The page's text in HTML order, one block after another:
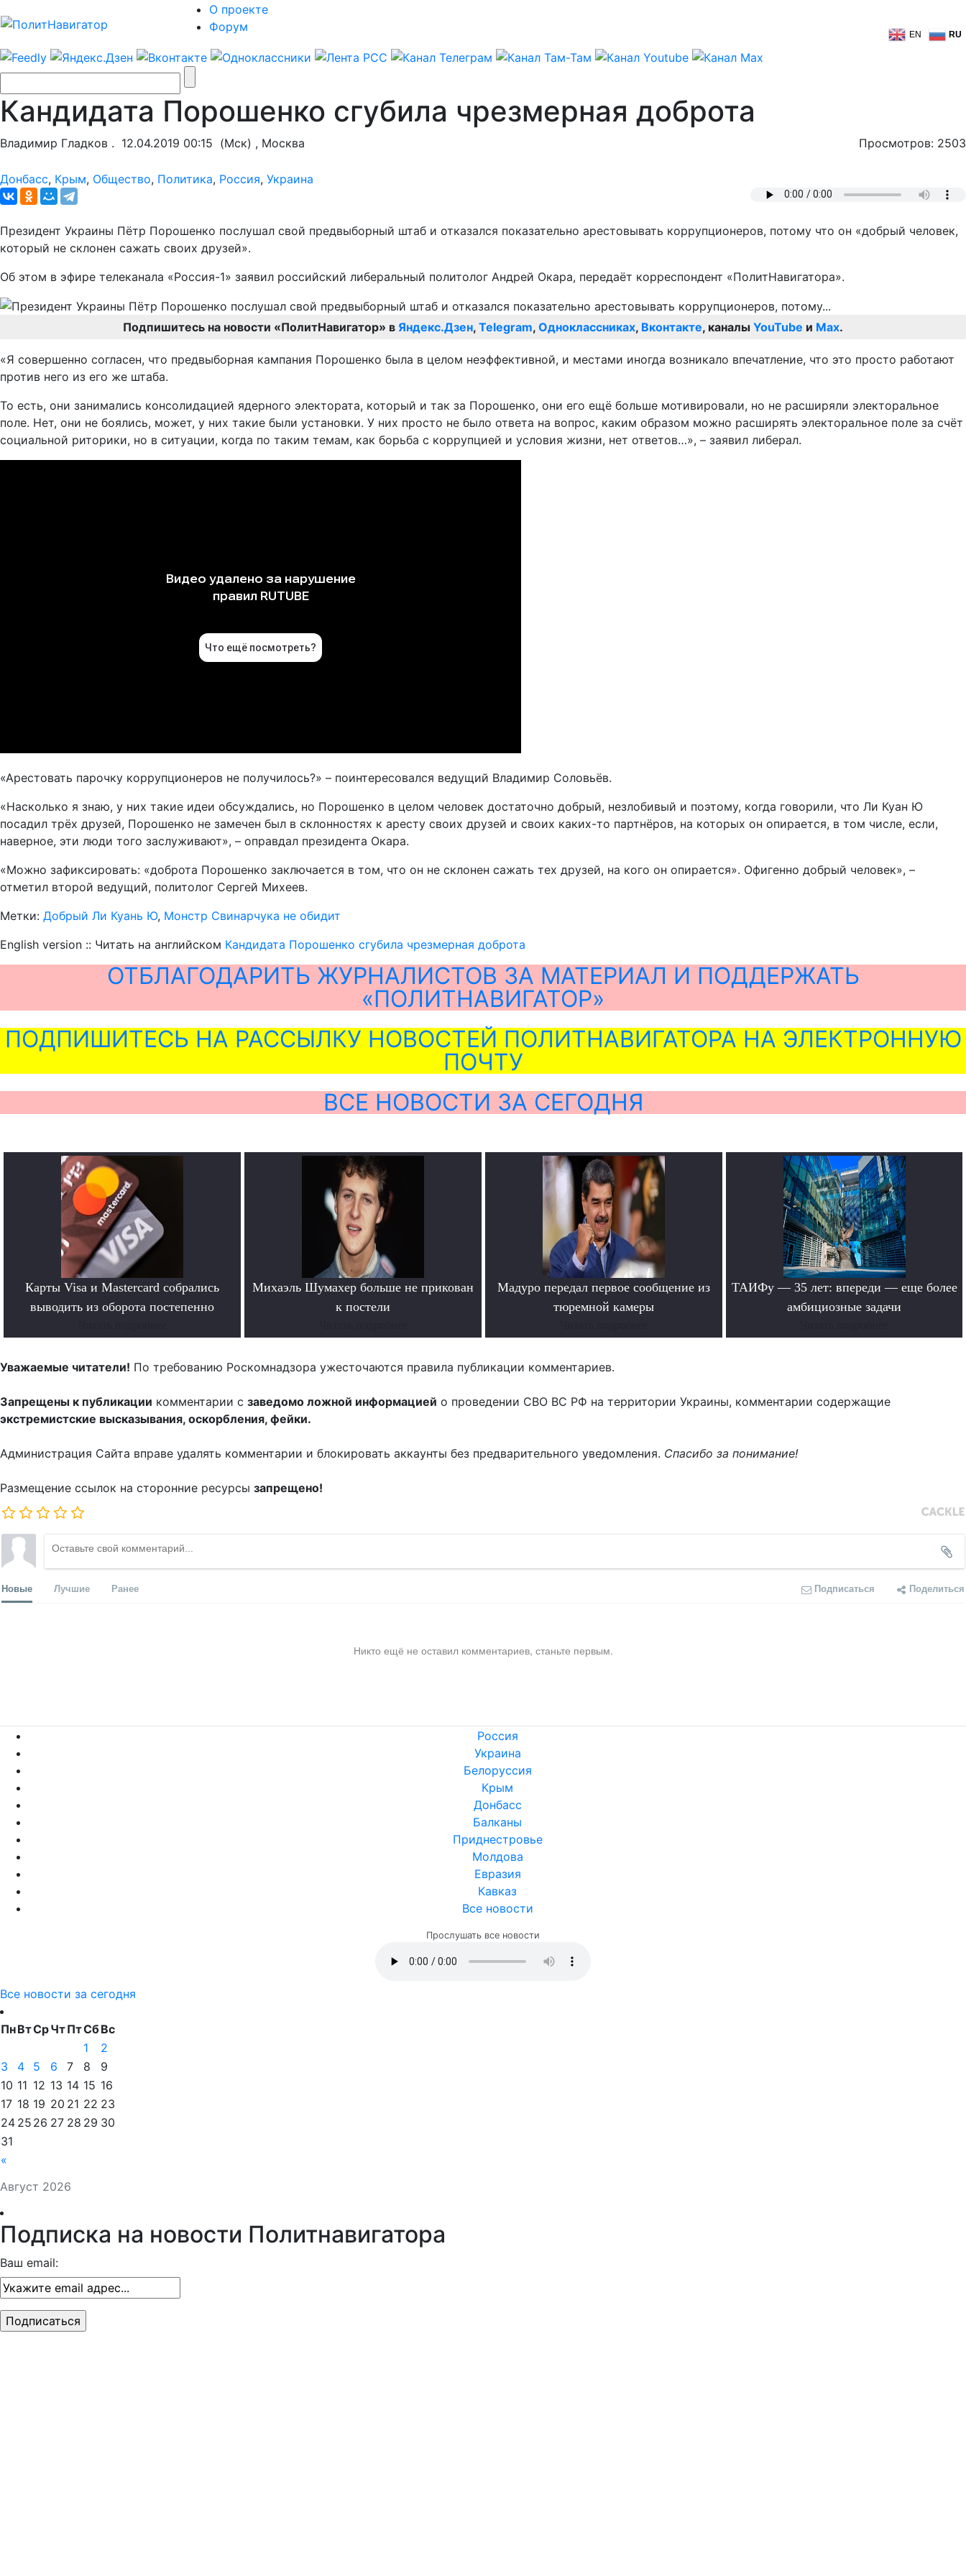
О проекте
Форум
EN RU
Кандидата Порошенко сгубила чрезмерная доброта
Владимир Гладков . 12.04.2019 00:15 (Мск) , Москва Просмотров: 2503
Донбасс, Крым, Общество, Политика, Россия, Украина
Президент Украины Пётр Порошенко послушал свой предвыборный штаб и отказался показательно арестовывать коррупционеров, потому что он «добрый человек,
который не склонен сажать своих друзей».
Об этом в эфире телеканала «Россия-1» заявил российский либеральный политолог Андрей Окара, передаёт корреспондент «ПолитНавигатора».
Подпишитесь на новости «ПолитНавигатор» в Яндекс.Дзен, Telegram, Одноклассниках, Вконтакте, каналы YouTube и Max.
«Я совершенно согласен, что предвыборная кампания Порошенко была в целом неэффективной, и местами иногда возникало впечатление, что это просто работают
против него из его же штаба.
То есть, они занимались консолидацией ядерного электората, который и так за Порошенко, они его ещё больше мотивировали, но не расширяли электоральное
поле. Нет, они не боялись, может, у них такие были установки. У них просто не было ответа на вопрос, каким образом можно расширять электоральное поле за счёт
социальной риторики, но в ситуации, когда по таким темам, как борьба с коррупцией и условия жизни, нет ответов…», – заявил либерал.
«Арестовать парочку коррупционеров не получилось?» – поинтересовался ведущий Владимир Соловьёв.
«Насколько я знаю, у них такие идеи обсуждались, но Порошенко в целом человек достаточно добрый, незлобивый и поэтому, когда говорили, что Ли Куан Ю
посадил трёх друзей, Порошенко не замечен был в склонностях к аресту своих друзей и своих каких-то партнёров, на которых он опирается, в том числе, если,
наверное, эти люди того заслуживают», – оправдал президента Окара.
«Можно зафиксировать: «доброта Порошенко заключается в том, что он не склонен сажать тех друзей, на кого он опирается». Офигенно добрый человек», –
отметил второй ведущий, политолог Сергей Михеев.
Метки: Добрый Ли Куань Ю, Монстр Свинарчука не обидит
English version :: Читать на английском Кандидата Порошенко сгубила чрезмерная доброта
ОТБЛАГОДАРИТЬ ЖУРНАЛИСТОВ ЗА МАТЕРИАЛ И ПОДДЕРЖАТЬ
«ПОЛИТНАВИГАТОР»
ПОДПИШИТЕСЬ НА РАССЫЛКУ НОВОСТЕЙ ПОЛИТНАВИГАТОРА НА ЭЛЕКТРОННУЮ
ПОЧТУ
ВСЕ НОВОСТИ ЗА СЕГОДНЯ
Карты Visa и Mastercard собрались
выводить из оборота постепенно
Михаэль Шумахер больше не прикован
к постели
Мадуро передал первое сообщение из
тюремной камеры
ТАИФу — 35 лет: впереди — еще более
амбициозные задачи
Уважаемые читатели! По требованию Роскомнадзора ужесточаются правила публикации комментариев.
Запрещены к публикации комментарии с заведомо ложной информацией о проведении СВО ВС РФ на территории Украины, комментарии содержащие
экстремистские высказывания, оскорбления, фейки.
Администрация Сайта вправе удалять комментарии и блокировать аккаунты без предварительного уведомления. Спасибо за понимание!
Размещение ссылок на сторонние ресурсы запрещено!
Новые Лучшие Ранее Подписаться Поделиться
Никто ещё не оставил комментариев, станьте первым.
Россия
Украина
Белоруссия
Крым
Донбасс
Балканы
Приднестровье
Молдова
Евразия
Кавказ
Все новости
Прослушать все новости
Все новости за сегодня
Август 2026
ПнВтСрЧтПтСбВс
«
1
2
3
4 5 6 7 8
9
10 11 12 13 14 15 16
17 18 19 20 21 22 23
24 25 26 27 28 29 30
31
Подписка на новости Политнавигатора
Ваш email: